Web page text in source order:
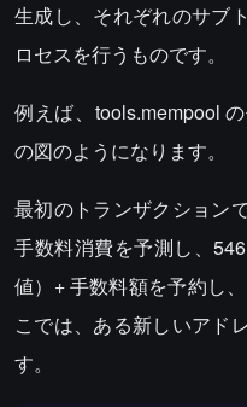
生成し、それぞれのサブ
ロセスを行うものです。
例えば、tools.mempool
の図のようになります。
最初のトランザクション
手数料消費を予測し、
値）+ 手数料額を予約し
こでは、ある新しいアド
す。